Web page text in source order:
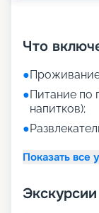
Что
●
●Питание по
напитков);
●
Показать все
Экскурсии